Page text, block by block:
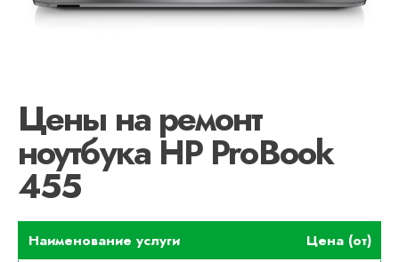
Цены на ремонт
ноутбука HP ProBook
455
Наименование услуги
Цена (от)